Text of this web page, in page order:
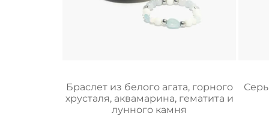
Браслет из белого агата, горного
хрусталя, аквамарина, гематита и
лунного камня